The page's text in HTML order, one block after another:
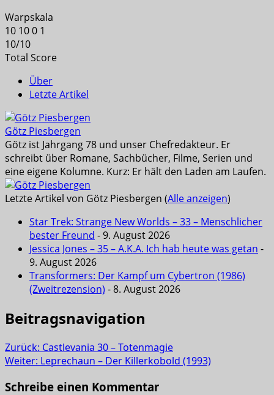
Warpskala
10 100 1
10/10
Total Score
Über
Letzte Artikel
Götz Piesbergen
Götz ist Jahrgang 78 und unser Chefredakteur. Er
schreibt über Romane, Sachbücher, Filme, Serien und
eine eigene Kolumne. Kurz: Er hält den Laden am Laufen.
Letzte Artikel von Götz Piesbergen (Alle anzeigen)
Star Trek: Strange New Worlds – 33 – Menschlicher
bester Freund - 9. August 2026
Jessica Jones – 35 – A.K.A. Ich hab heute was getan -
9. August 2026
Transformers: Der Kampf um Cybertron (1986)
(Zweitrezension) - 8. August 2026
Beitragsnavigation
Zurück: Castlevania 30 – Totenmagie
Weiter: Leprechaun – Der Killerkobold (1993)
Schreibe einen Kommentar